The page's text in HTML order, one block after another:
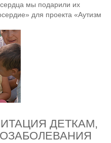
мы подарили их
для проекта «Аутизм
ДЕТКАМ,